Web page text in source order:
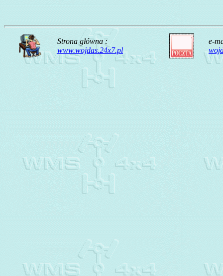
Strona główna :
www.wojdas.24x7.pl
e-